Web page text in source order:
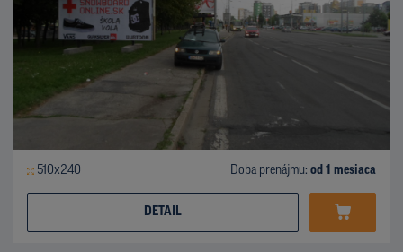
510x240 Doba prenájmu: od 1 mesiaca
DETAIL